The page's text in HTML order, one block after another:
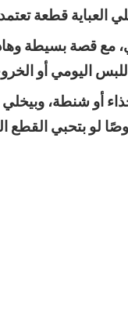
قطعة
قصة بسيطة
اليومي أو
أو شنطة،
لو بتحبي القطع